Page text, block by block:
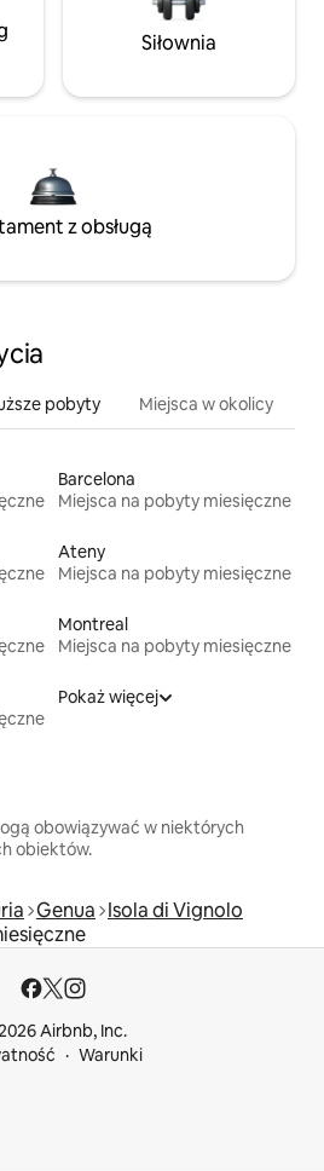
Siłownia
z obsługą
pobyty Miejsca w okolicy
Barcelona
Miejsca na pobyty miesięczne
Ateny
Miejsca na pobyty miesięczne
Montreal
Miejsca na pobyty miesięczne
Pokaż więcej
obowiązywać w niektórych
obiektów.
Genua Isola di Vignolo
Airbnb, Inc.
Warunki